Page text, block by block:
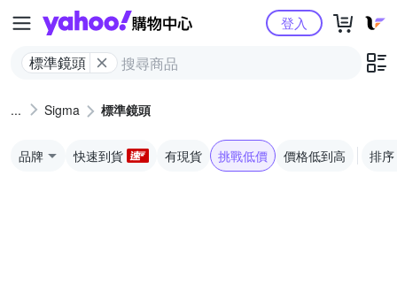
Yahoo購物中心
標準鏡頭
登入
Sigma 標準鏡頭
品牌 快速到貨 有現貨 挑戰低價 價格低到高 排序